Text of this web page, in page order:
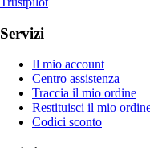
Servizi
Il mio account
Centro assistenza
Traccia il mio ordine
Restituisci il mio
Codici sconto